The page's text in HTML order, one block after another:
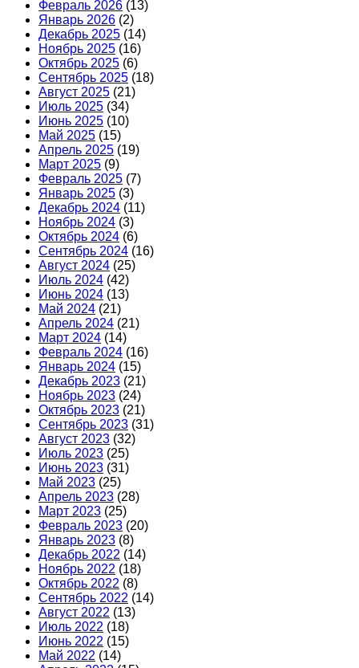
Февраль 2026 (13)
Январь 2026 (2)
Декабрь 2025 (14)
Ноябрь 2025 (16)
Октябрь 2025 (6)
Сентябрь 2025 (18)
Август 2025 (21)
Июль 2025 (34)
Июнь 2025 (10)
Май 2025 (15)
Апрель 2025 (19)
Март 2025 (9)
Февраль 2025 (7)
Январь 2025 (3)
Декабрь 2024 (11)
Ноябрь 2024 (3)
Октябрь 2024 (6)
Сентябрь 2024 (16)
Август 2024 (25)
Июль 2024 (42)
Июнь 2024 (13)
Май 2024 (21)
Апрель 2024 (21)
Март 2024 (14)
Февраль 2024 (16)
Январь 2024 (15)
Декабрь 2023 (21)
Ноябрь 2023 (24)
Октябрь 2023 (21)
Сентябрь 2023 (31)
Август 2023 (32)
Июль 2023 (25)
Июнь 2023 (31)
Май 2023 (25)
Апрель 2023 (28)
Март 2023 (25)
Февраль 2023 (20)
Январь 2023 (8)
Декабрь 2022 (14)
Ноябрь 2022 (18)
Октябрь 2022 (8)
Сентябрь 2022 (14)
Август 2022 (13)
Июль 2022 (18)
Июнь 2022 (15)
Май 2022 (14)